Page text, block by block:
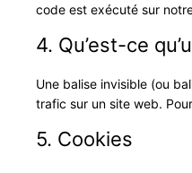
code est exécuté sur
4. Qu’est-ce
Une balise invisible (ou
trafic sur un site web.
5. Cookies